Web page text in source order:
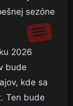
sezóne
2026
bude
kde sa
Ten bude